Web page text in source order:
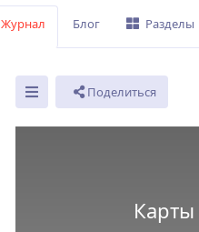
Журнал Блог Разделы
Поделиться